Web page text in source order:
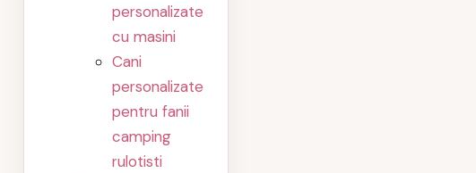
personalizate
cu masini
Cani
personalizate
pentru fanii
camping
rulotisti